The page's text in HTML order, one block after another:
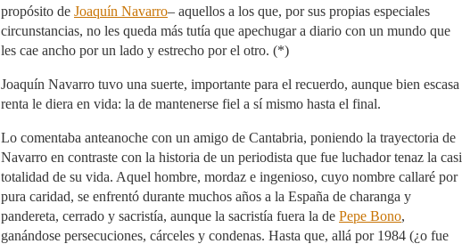
propósito de Joaquín Navarro– aquellos a los que, por sus propias especiales
circunstancias, no les queda más tutía que apechugar a diario con un mundo que
les cae ancho por un lado y estrecho por el otro. (*)
Joaquín Navarro tuvo una suerte, importante para el recuerdo, aunque bien escasa
renta le diera en vida: la de mantenerse fiel a sí mismo hasta el final.
Lo comentaba anteanoche con un amigo de Cantabria, poniendo la trayectoria de
Navarro en contraste con la historia de un periodista que fue luchador tenaz la casi
totalidad de su vida. Aquel hombre, mordaz e ingenioso, cuyo nombre callaré por
pura caridad, se enfrentó durante muchos años a la España de charanga y
pandereta, cerrado y sacristía, aunque la sacristía fuera la de Pepe Bono,
ganándose persecuciones, cárceles y condenas. Hasta que, allá por 1984 (¿o fue